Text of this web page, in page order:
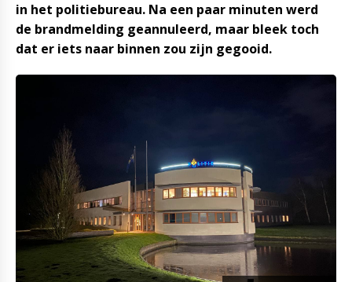
in het politiebureau. Na een paar minuten werd
de brandmelding geannuleerd, maar bleek toch
dat er iets naar binnen zou zijn gegooid.